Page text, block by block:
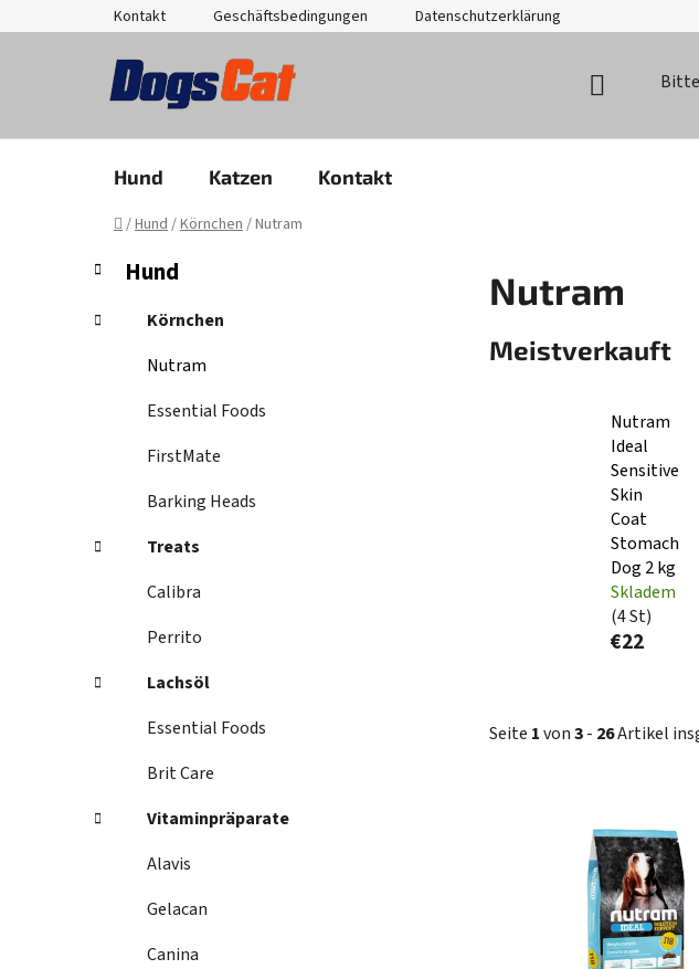
Inhalt
Kontakt Geschäftsbedingungen Datenschutzerklärung
Hund Katzen Kontakt
Startseite
/Hund/Körnchen/Nutram
S
i
t
Kategorien
überspringen
K
a
e
Hund
Körnchen
Nutram
Essential Foods
FirstMate
Barking Heads
Treats
Calibra
Perrito
Lachsöl
Essential Foods
Brit Care
Vitaminpräparate
Alavis
Gelacan
Canina
Nutram
Meistverkauft
Nutram
Ideal
Sensitive
Skin
Coat
Stomach
Dog 2 kg
Skladem
(4 St)
€22
Seite 1von3- 26Artikel